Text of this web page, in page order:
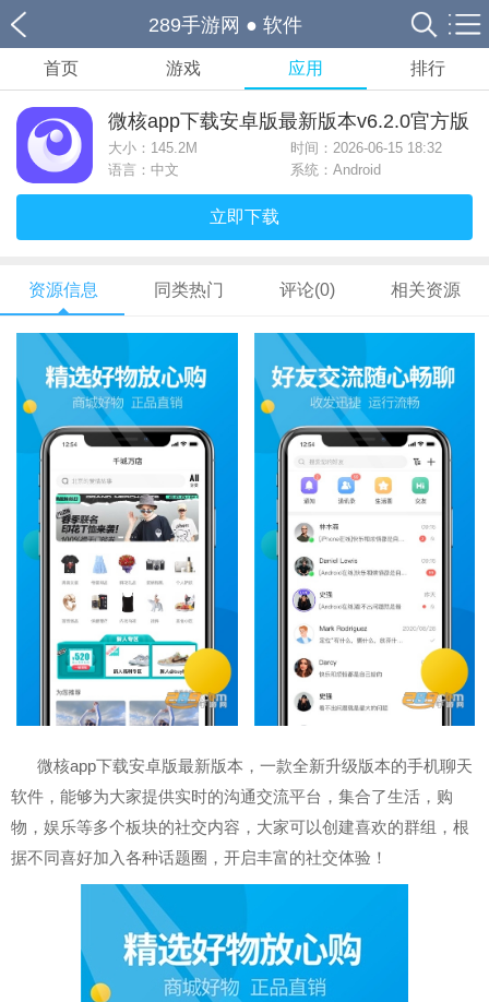
289手游网 ● 软件
首页 游戏 应用 排行
微核app下载安卓版最新版本v6.2.0官方版
大小： 145.2M
时间：2026-06-15 18:32
语言：中文
系统：Android
立即下载
资源信息 同类热门 评论(0) 相关资源
微核app下载安卓版最新版本，一款全新升级版本的手机聊天
软件，能够为大家提供实时的沟通交流平台，集合了生活，购
物，娱乐等多个板块的社交内容，大家可以创建喜欢的群组，根
据不同喜好加入各种话题圈，开启丰富的社交体验！